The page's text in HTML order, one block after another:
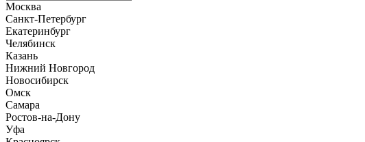
Москва
Санкт-Петербург
Екатеринбург
Челябинск
Казань
Нижний Новгород
Новосибирск
Омск
Самара
Ростов-на-Дону
Уфа